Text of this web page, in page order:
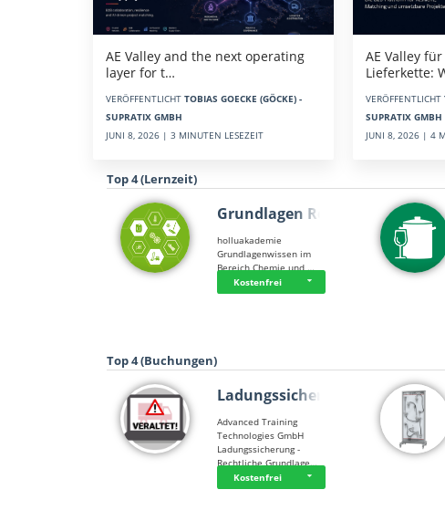
AE Valley and the next operating
layer for t…
VERÖFFENTLICHT TOBIAS GOECKE (GÖCKE) -
SUPRATIX GMBH
JUNI 8, 2026 | 3 MINUTEN LESEZEIT
AE Valley
Lieferkette:
VERÖFFENTLICHT
SUPRATIX GMBH
JUNI 8, 2026 | 4
Top 4 (Lernzeit)
Grundlagen Rein…
holluakademie
Grundlagenwissen im
Bereich Chemie und …
Kostenfrei
Top 4 (Buchungen)
Ladungssicherung
Advanced Training
Technologies GmbH
Ladungssicherung -
Rechtliche Grundlage…
Kostenfrei